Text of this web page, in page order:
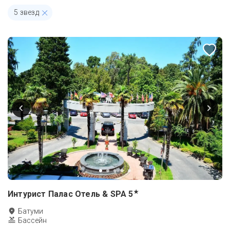
5 звезд
Интурист Палас Отель & SPA 5★
Батуми
Бассейн